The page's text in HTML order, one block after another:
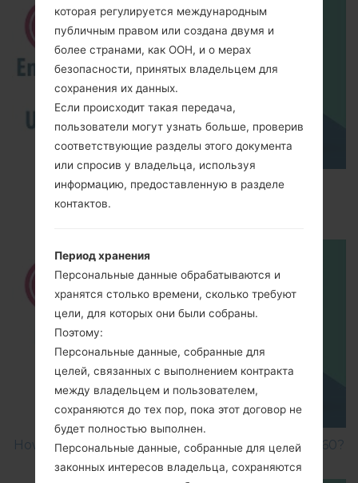
How to Enable Developer Options & USB
How to Factory Reset through menu on LG GB160?
которая регулируется международным
публичным правом или создана двумя и
более странами, как ООН, и о мерах
безопасности, принятых владельцем для
сохранения их данных.
Если происходит такая передача,
пользователи могут узнать больше, проверив
соответствующие разделы этого документа
или спросив у владельца, используя
информацию, предоставленную в разделе
контактов.
Период хранения
Персональные данные обрабатываются и
хранятся столько времени, сколько требуют
цели, для которых они были собраны.
Поэтому:
Персональные данные, собранные для
целей, связанных с выполнением контракта
между владельцем и пользователем,
сохраняются до тех пор, пока этот договор не
будет полностью выполнен.
Персональные данные, собранные для целей
законных интересов владельца, сохраняются